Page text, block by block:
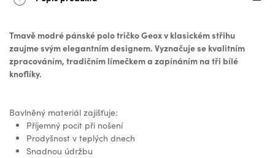
Tmavě modré pánské polo tričko Geox v klasickém střihu
zaujme svým elegantním designem. Vyznačuje se kvalitním
zpracováním, tradičním límečkem a zapínáním na tři bílé
knoflíky.
Bavlněný materiál zajišťuje:
Příjemný pocit při nošení
Prodyšnost v teplých dnech
Snadnou údržbu